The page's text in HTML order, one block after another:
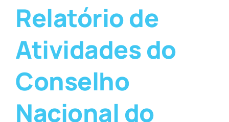
Relatório de
Atividades do
Conselho
Nacional do